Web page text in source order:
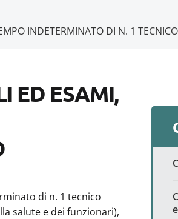
INDETERMINATO DI N. 1
ED ESAMI,
di n. 1 tecnico
salute e dei funzionari),